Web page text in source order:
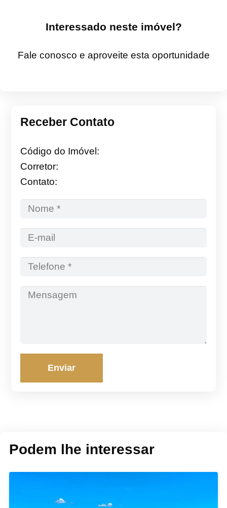
Interessado neste imóvel?
Fale conosco e aproveite esta oportunidade
Receber Contato
Código do Imóvel:
Corretor:
Contato:
Enviar
Podem lhe interessar